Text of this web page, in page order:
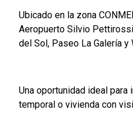
Ubicado en la zona
Aeropuerto Silvio
del Sol, Paseo La Galería y
Una oportunidad ideal para
temporal o vivienda con